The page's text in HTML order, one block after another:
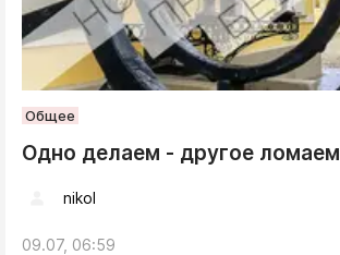
Общее
Одно делаем - другое ломаем
nikol
09.07, 06:59